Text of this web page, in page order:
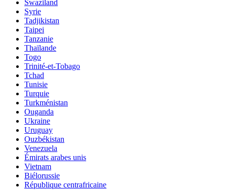
Swaziland
Syrie
Tadjikistan
Taipei
Tanzanie
Thaïlande
Togo
Trinité-et-Tobago
Tchad
Tunisie
Turquie
Turkménistan
Ouganda
Ukraine
Uruguay
Ouzbékistan
Venezuela
Émirats arabes unis
Vietnam
Biélorussie
République centrafricaine